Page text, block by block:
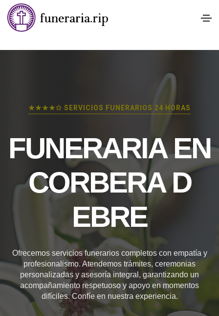
★★★★✩ SERVICIOS FUNERARIOS 24 HORAS
FUNERARIA EN
CORBERA D
EBRE
Ofrecemos servicios funerarios completos con empatía y
profesionalismo. Atendemos trámites, ceremonias
personalizadas y asesoría integral, garantizando un
acompañamiento respetuoso y apoyo en momentos
difíciles. Confíe en nuestra experiencia.